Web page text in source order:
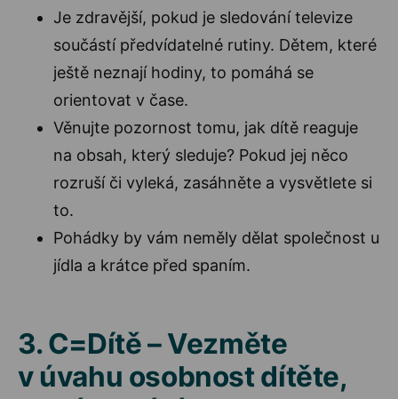
Je zdravější, pokud je sledování televize
součástí předvídatelné rutiny. Dětem, které
ještě neznají hodiny, to pomáhá se
orientovat v čase.
Věnujte pozornost tomu, jak dítě reaguje
na obsah, který sleduje? Pokud jej něco
rozruší či vyleká, zasáhněte a vysvětlete si
to.
Pohádky by vám neměly dělat společnost u
jídla a krátce před spaním.
3. C=Dítě – Vezměte
v úvahu osobnost dítěte,